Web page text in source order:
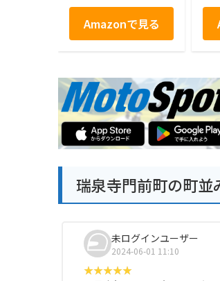
Amazonで見る
瑞泉寺門前町の町並
未ログインユーザー
2024-06-01 11:10